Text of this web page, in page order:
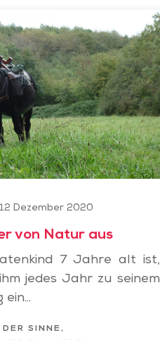
Dezember 2020
von Natur aus
7 Jahre alt ist,
jedes Jahr zu seinem
DER SINNE
Peggy